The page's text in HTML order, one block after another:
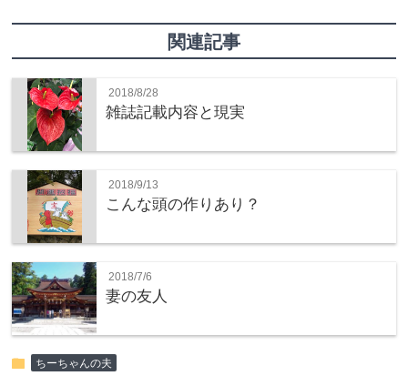
関連記事
2018/8/28
雑誌記載内容と現実
2018/9/13
こんな頭の作りあり？
2018/7/6
妻の友人
folder ちーちゃんの夫